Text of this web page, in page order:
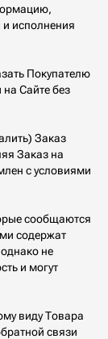
исполнения
Покупателю
Сайте без
Заказ
Заказ на
с условиями
сообщаются
содержат
не
и могут
виду Товара
связи